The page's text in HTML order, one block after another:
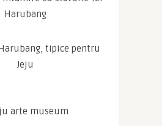
tipice pentru
Jeju